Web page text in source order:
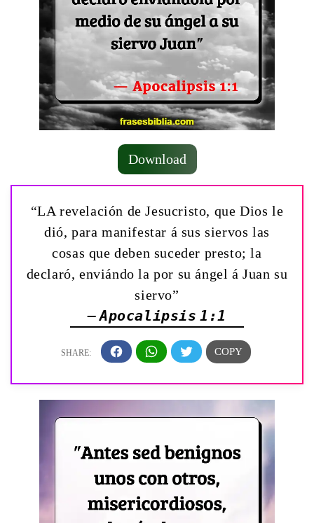
Download
“LA revelación de Jesucristo, que Dios le
dió, para manifestar á sus siervos las
cosas que deben suceder presto; la
declaró, enviándo la por su ángel á Juan su
siervo”
— Apocalipsis 1:1